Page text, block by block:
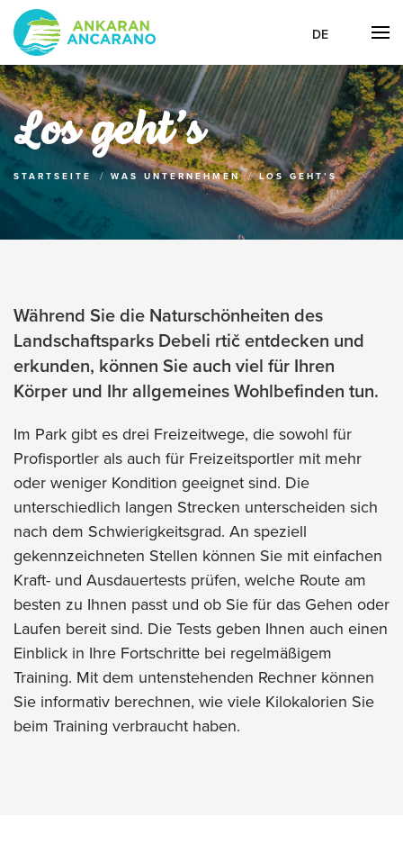
DE
Los geht’s
STARTSEITE WAS UNTERNEHMEN LOS GEHT’S
Während Sie die Naturschönheiten des
Landschaftsparks Debeli rtič entdecken und
erkunden, können Sie auch viel für Ihren
Körper und Ihr allgemeines Wohlbefinden tun.
Im Park gibt es drei Freizeitwege, die sowohl für
Profisportler als auch für Freizeitsportler mit mehr
oder weniger Kondition geeignet sind. Die
unterschiedlich langen Strecken unterscheiden sich
nach dem Schwierigkeitsgrad. An speziell
gekennzeichneten Stellen können Sie mit einfachen
Kraft- und Ausdauertests prüfen, welche Route am
besten zu Ihnen passt und ob Sie für das Gehen oder
Laufen bereit sind. Die Tests geben Ihnen auch einen
Einblick in Ihre Fortschritte bei regelmäßigem
Training. Mit dem untenstehenden Rechner können
Sie informativ berechnen, wie viele Kilokalorien Sie
beim Training verbraucht haben.